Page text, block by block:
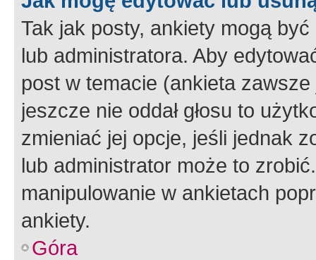
Tak jak posty, ankiety mogą
lub administratora. Aby
post w temacie (ankieta
jeszcze nie oddał głosu to
zmieniać jej opcje, jeśli jednak
lub administrator może to
manipulowanie w ankietach
ankiety.
Góra